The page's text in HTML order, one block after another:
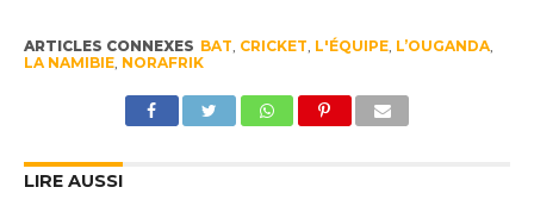
ARTICLES CONNEXES BAT, CRICKET, L'ÉQUIPE, L’OUGANDA,
LA NAMIBIE, NORAFRIK
LIRE AUSSI